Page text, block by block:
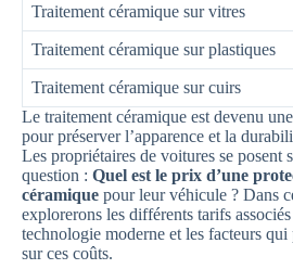
Traitement céramique sur vitres
Traitement céramique sur plastiques
Traitement céramique sur cuirs
Le traitement céramique est devenu
pour préserver l’apparence et la
Les propriétaires de voitures se posent
question : Quel est le prix d’une
céramique pour leur véhicule ? Dans
explorerons les différents tarifs
technologie moderne et les facteurs
sur ces coûts.